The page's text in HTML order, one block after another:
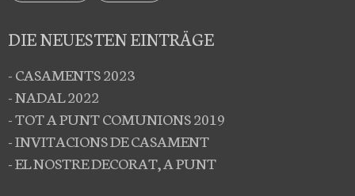
DIE NEUESTEN EINTRÄGE
- CASAMENTS 2023
- NADAL 2022
- TOT A PUNT COMUNIONS 2019
- INVITACIONS DE CASAMENT
- EL NOSTRE DECORAT, A PUNT